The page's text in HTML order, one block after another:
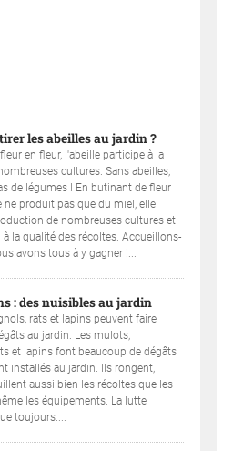
les abeilles au jardin ?
en fleur, l'abeille participe à la
cultures. Sans abeilles,
de légumes ! En butinant de fleur
ne produit pas que du miel, elle
de nombreuses cultures et
la qualité des récoltes. Accueillons-
avons tous à y gagner !...
: des nuisibles au jardin
rats et lapins peuvent faire
au jardin. Les mulots,
et lapins font beaucoup de dégâts
installés au jardin. Ils rongent,
aussi bien les récoltes que les
les équipements. La lutte
toujours....